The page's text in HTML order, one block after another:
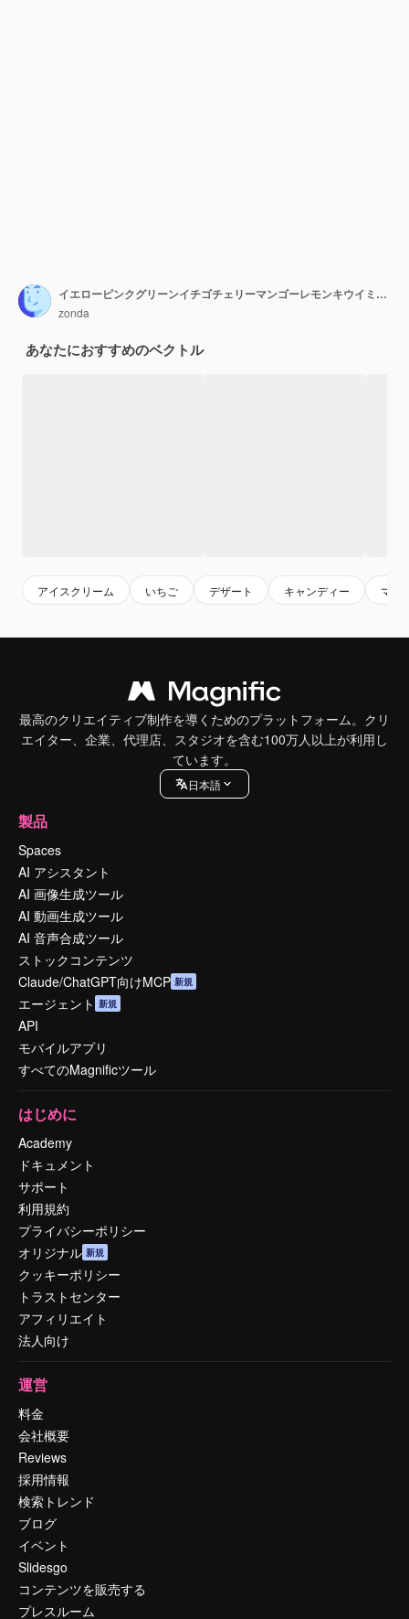
イエローピンクグリーンイチゴチェリーマンゴーレモンキウイミントスパイラルのベクトルを設定
zonda
あなたにおすすめのベクトル
アイスクリーム いちご デザート キャンディー マン
最高のクリエイティブ制作を導くためのプラットフォーム。クリ
エイター、企業、代理店、スタジオを含む100万人以上が利用し
ています。
日本語
製品
Spaces
AI アシスタント
AI 画像生成ツール
AI 動画生成ツール
AI 音声合成ツール
ストックコンテンツ
Claude/ChatGPT向けMCP 新規
エージェント 新規
API
モバイルアプリ
すべてのMagnificツール
はじめに
Academy
ドキュメント
サポート
利用規約
プライバシーポリシー
オリジナル 新規
クッキーポリシー
トラストセンター
アフィリエイト
法人向け
運営
料金
会社概要
Reviews
採用情報
検索トレンド
ブログ
イベント
Slidesgo
コンテンツを販売する
プレスルーム